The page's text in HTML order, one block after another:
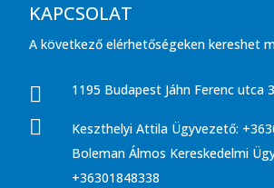
KAPCSOLAT
A következő elérhetőségeken kereshet
 1195 Budapest Jáhn Ferenc utca

Keszthelyi Attila Ügyvezető:
Boleman Álmos Kereskedelmi
+36301848338